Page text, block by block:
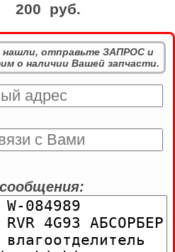
200 руб.
нашли, отправьте ЗАПРОС и
о наличии Вашей запчасти.